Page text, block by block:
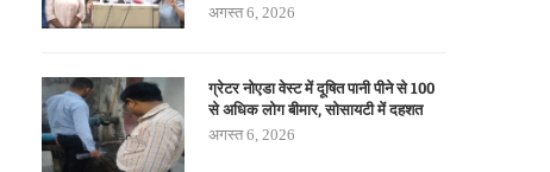
अगस्त 6, 2026
ग्रेटर नोएडा वेस्ट में दूषित पानी पीने से 100
से अधिक लोग बीमार, सोसायटी में दहशत
अगस्त 6, 2026